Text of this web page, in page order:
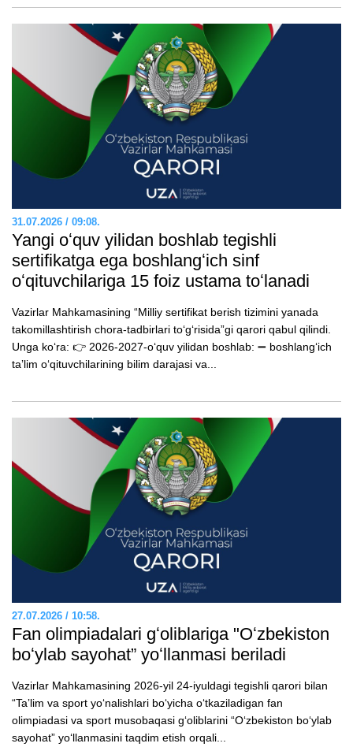
31.07.2026 / 09:08.
Yangi oʻquv yilidan boshlab tegishli
sertifikatga ega boshlangʻich sinf
oʻqituvchilariga 15 foiz ustama toʻlanadi
Vazirlar Mahkamasining “Milliy sertifikat berish tizimini yanada
takomillashtirish chora-tadbirlari toʻgʻrisida”gi qarori qabul qilindi.
Unga koʻra: 👉 2026-2027-oʻquv yilidan boshlab: ➖ boshlangʻich
taʼlim oʻqituvchilarining bilim darajasi va...
27.07.2026 / 10:58.
Fan olimpiadalari gʻoliblariga "Oʻzbekiston
boʻylab sayohat” yoʻllanmasi beriladi
Vazirlar Mahkamasining 2026-yil 24-iyuldagi tegishli qarori bilan
“Taʼlim va sport yoʻnalishlari boʻyicha oʻtkaziladigan fan
olimpiadasi va sport musobaqasi gʻoliblarini “Oʻzbekiston boʻylab
sayohat” yoʻllanmasini taqdim etish orqali...